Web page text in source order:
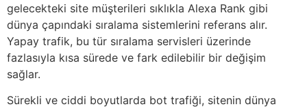
gelecekteki site müşterileri sıklıkla Alexa Rank gibi
dünya çapındaki sıralama sistemlerini referans alır.
Yapay trafik, bu tür sıralama servisleri üzerinde
fazlasıyla kısa sürede ve fark edilebilir bir değişim
sağlar.
Sürekli ve ciddi boyutlarda bot trafiği, sitenin dünya